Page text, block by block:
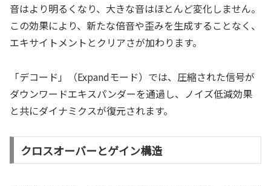
音はより明るくなり、大きな音はほとんど変化しません。
この効果により、新たな倍音や歪みを生成することなく、
エキサイトメントとクリアさが加わります。
「デコード」（Expandモード）では、圧縮された信号が
ダウンワードエキスパンダーを通過し、ノイズ低減効果
と共にダイナミクスが復元されます。
クロスオーバーとゲイン構造